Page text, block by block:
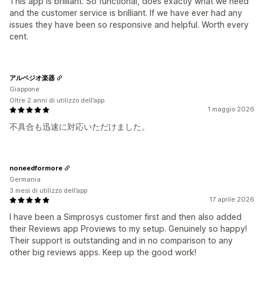
and the customer service is brilliant. If we have ever had any
issues they have been so responsive and helpful. Worth every
cent.
1 maggio 2026
不具合も迅速に対応いただけました。
アルペジオ楽器
Giappone
Oltre 2 anni di utilizzo dell’app
17 aprile 2026
I have been a Simprosys customer first and then also added
their Reviews app Proviews to my setup. Genuinely so happy!
Their support is outstanding and in no comparison to any
other big reviews apps. Keep up the good work!
noneedformore
Germania
3 mesi di utilizzo dell’app